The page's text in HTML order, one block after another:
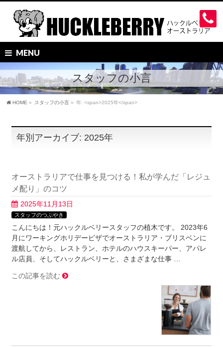
MENU
スタッフの小言
HOME » スタッフの小言 » 年: <span>2025年</span>
年別アーカイブ: 2025年
オーストラリアで仕事を見つける！私が学んだ「レジュ
メ配り」のコツ
2025年11月13日
スタッフのつぶやき
こんにちは！元ハックルベリースタッフの植木です。 2023年6
月にワーキングホリデービザでオーストラリア・ブリスベンに
渡航してから、レストラン、ホテルのハウスキーパー、アパレ
ル店員、そしてハックルベリーと、さまざまな仕事 …
この記事を読む